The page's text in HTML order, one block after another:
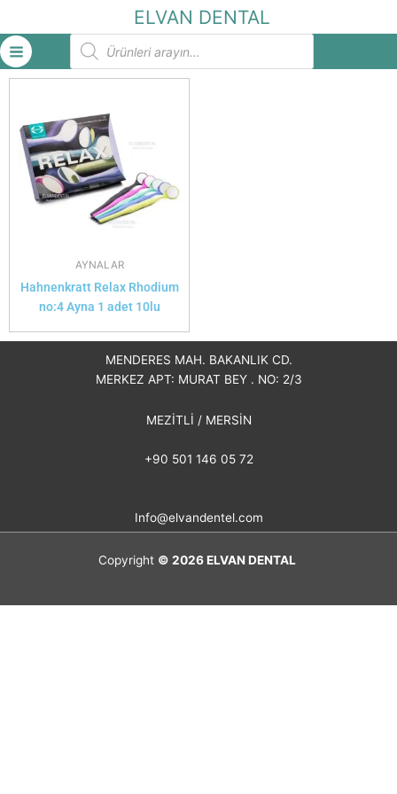
ELVAN DENTAL
Products
search
AYNALAR
Hahnenkratt Relax Rhodium
no:4 Ayna 1 adet 10lu
MENDERES MAH. BAKANLIK CD.
MERKEZ APT: MURAT BEY . NO: 2/3
MEZİTLİ / MERSİN
+90 501 146 05 72
Info@elvandentel.com
Copyright © 2026ELVAN DENTAL